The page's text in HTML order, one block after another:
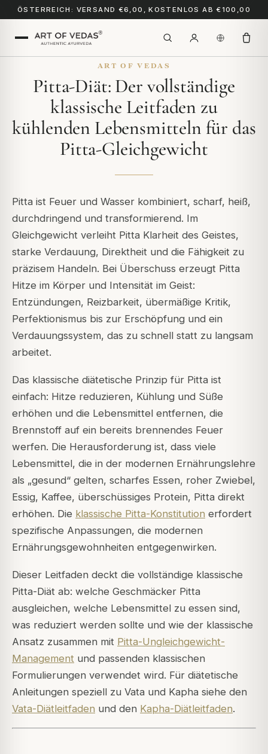
ÖSTERREICH: VERSAND €6,00, KOSTENLOS AB €100,00
ART OF VEDAS
Pitta-Diät: Der vollständige
klassische Leitfaden zu
kühlenden Lebensmitteln für das
Pitta-Gleichgewicht
Pitta ist Feuer und Wasser kombiniert, scharf, heiß,
durchdringend und transformierend. Im
Gleichgewicht verleiht Pitta Klarheit des Geistes,
starke Verdauung, Direktheit und die Fähigkeit zu
präzisem Handeln. Bei Überschuss erzeugt Pitta
Hitze im Körper und Intensität im Geist:
Entzündungen, Reizbarkeit, übermäßige Kritik,
Perfektionismus bis zur Erschöpfung und ein
Verdauungssystem, das zu schnell statt zu langsam
arbeitet.
Das klassische diätetische Prinzip für Pitta ist
einfach: Hitze reduzieren, Kühlung und Süße
erhöhen und die Lebensmittel entfernen, die
Brennstoff auf ein bereits brennendes Feuer
werfen. Die Herausforderung ist, dass viele
Lebensmittel, die in der modernen Ernährungslehre
als „gesund“ gelten, scharfes Essen, roher Zwiebel,
Essig, Kaffee, überschüssiges Protein, Pitta direkt
erhöhen. Die klassische Pitta-Konstitution erfordert
spezifische Anpassungen, die modernen
Ernährungsgewohnheiten entgegenwirken.
Dieser Leitfaden deckt die vollständige klassische
Pitta-Diät ab: welche Geschmäcker Pitta
ausgleichen, welche Lebensmittel zu essen sind,
was reduziert werden sollte und wie der klassische
Ansatz zusammen mit Pitta-Ungleichgewicht-
Management und passenden klassischen
Formulierungen verwendet wird. Für diätetische
Anleitungen speziell zu Vata und Kapha siehe den
Vata-Diätleitfaden und den Kapha-Diätleitfaden.